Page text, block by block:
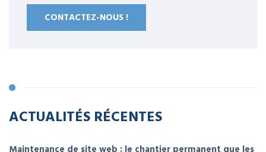
CONTACTEZ-NOUS !
ACTUALITÉS RÉCENTES